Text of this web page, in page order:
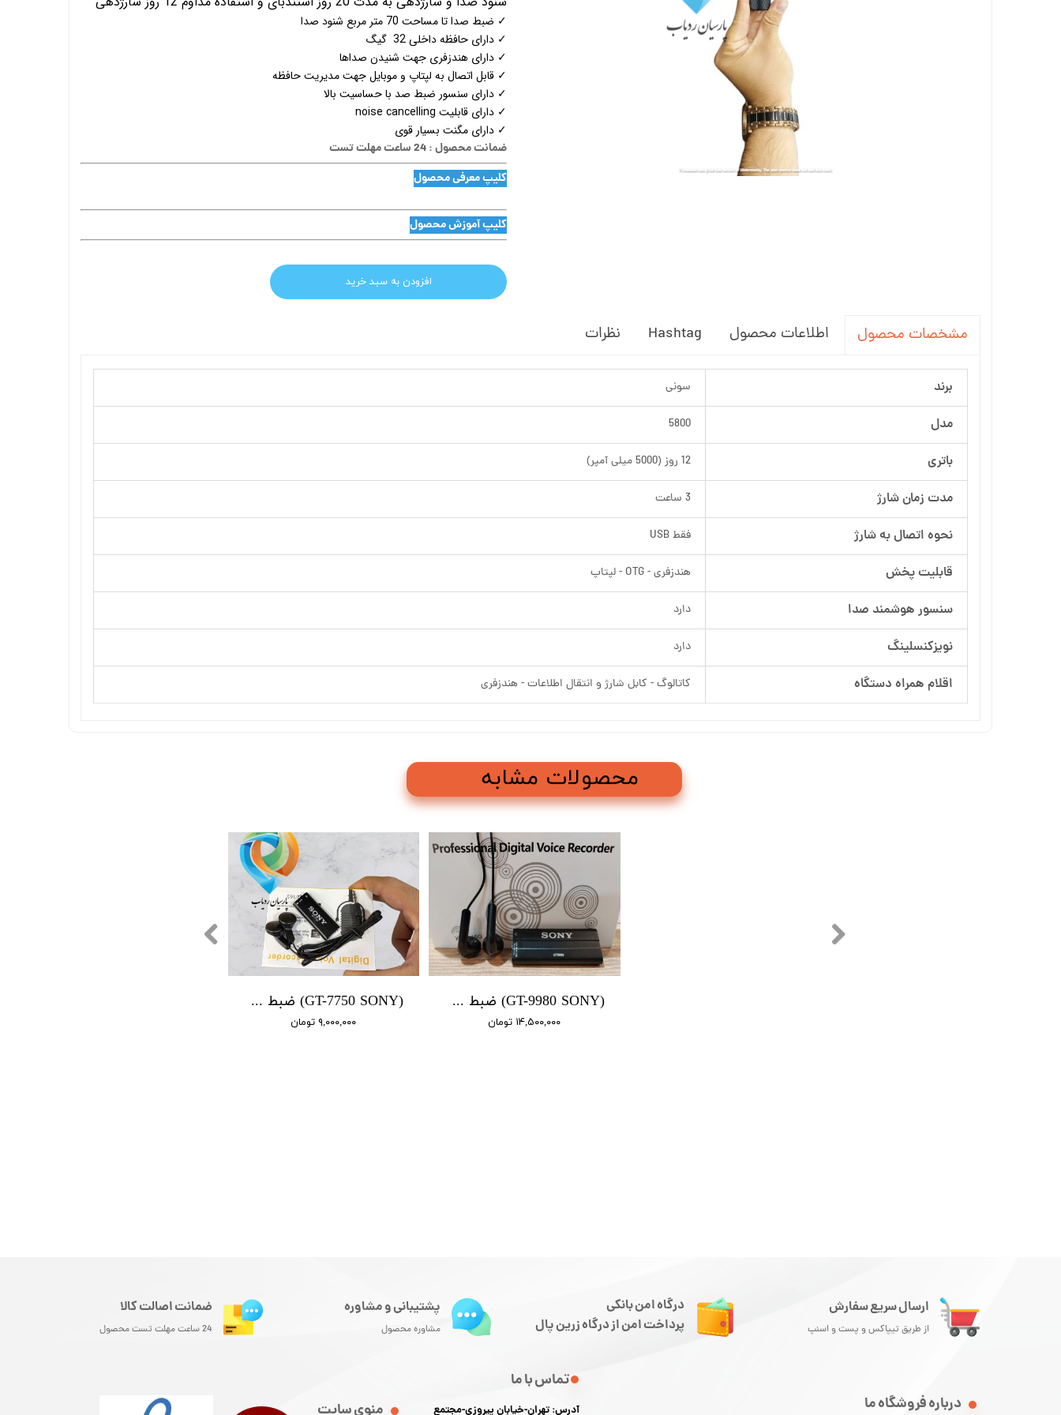
✓ ضبط صدا تا مساحت 70 متر مربع شنود صدا
✓ دارای حافظه داخلی 32 گیگ
✓ دارای هندزفری جهت شنیدن صداها
✓ قابل اتصال به لپتاپ و موبایل جهت مدیریت حافظه
✓ دارای سنسور ضبط صد با حساسیت بالا
✓ دارای قابلیت noise cancelling
✓ دارای مگنت بسیار قوی
ضمانت محصول : 24 ساعت مهلت تست
کلیپ معرفی محصول
کلیپ آموزش محصول
افزودن به سبد خرید
مشخصات محصول اطلاعات محصول Hashtag نظرات
برند سونی
مدل 5800
باتری 12 روز (5000 میلی آمپر)
مدت زمان شارژ 3 ساعت
نحوه اتصال به شارژ فقط USB
قابلیت پخش هندزفری - OTG - لپتاپ
سنسور هوشمند صدا دارد
نویزکنسلینگ دارد
اقلام همراه دستگاه کاتالوگ - کابل شارژ و انتقال اطلاعات - هندزفری
(GT-7750 SONY) ضبط کننده دیجیتالی صدا سونی - 16 گیگابایت - دارای سنسور صدا
۹,۰۰۰,۰۰۰ تومان
(GT-9980 SONY) ضبط صدا سونی / باتری دار 4 روز شارژ / سنسور دار / 16 گیگ
۱۴,۵۰۰,۰۰۰ تومان
محصولات مشابه
ارسال سریع سفارش
از طریق تیپاکس و پست و اسنپ
درباره فروشگاه ما
تماس با ما
آدرس: تهران-خیابان پیروزی-مجتمع
درگاه امن بانکی
پرداخت امن از درگاه زرین پال
پشتیبانی و مشاوره
مشاوره محصول
ضمانت اصالت کالا
24 ساعت مهلت تست محصول